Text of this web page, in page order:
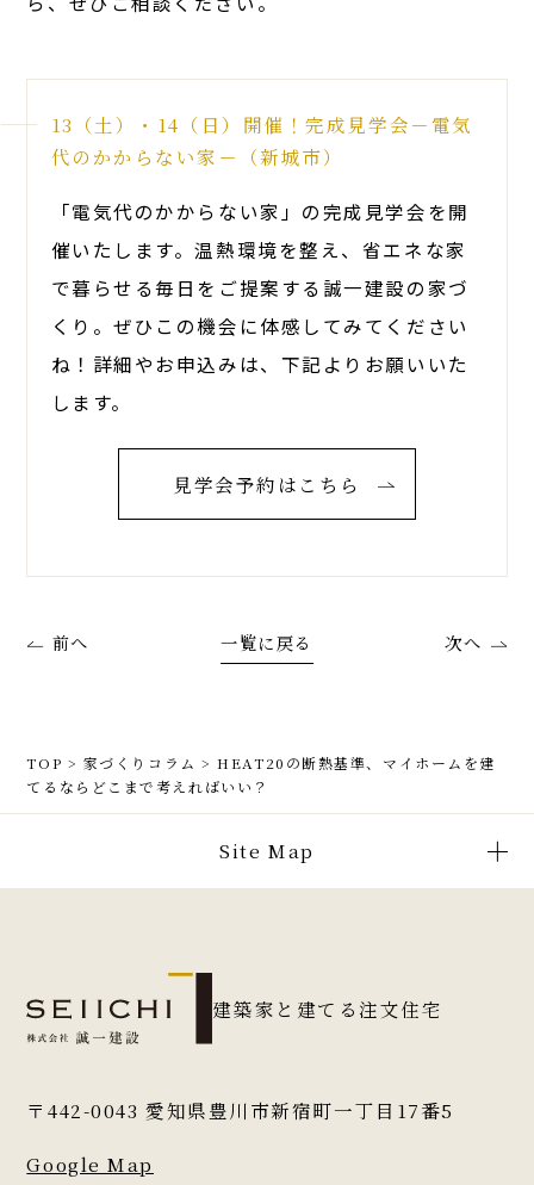
13（土）・14（日）開催！完成見学会－電気
代のかからない家－（新城市）
「電気代のかからない家」の完成見学会を開
催いたします。温熱環境を整え、省エネな家
で暮らせる毎日をご提案する誠一建設の家づ
くり。ぜひこの機会に体感してみてください
ね！詳細やお申込みは、下記よりお願いいた
します。
見学会予約はこちら
前へ 次へ
一覧に戻る
TOP > 家づくりコラム >HEAT20の断熱基準、マイホームを建
てるならどこまで考えればいい？
Site Map
建築家と建てる注文住宅
〒442-0043 愛知県豊川市新宿町一丁目17番5
Google Map